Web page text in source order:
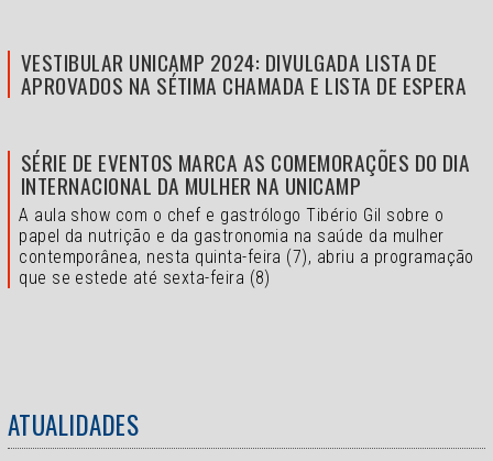
VESTIBULAR UNICAMP 2024: DIVULGADA LISTA DE
APROVADOS NA SÉTIMA CHAMADA E LISTA DE ESPERA
SÉRIE DE EVENTOS MARCA AS COMEMORAÇÕES DO DIA
INTERNACIONAL DA MULHER NA UNICAMP
A aula show com o chef e gastrólogo Tibério Gil sobre o
papel da nutrição e da gastronomia na saúde da mulher
contemporânea, nesta quinta-feira (7), abriu a programação
que se estede até sexta-feira (8)
ATUALIDADES